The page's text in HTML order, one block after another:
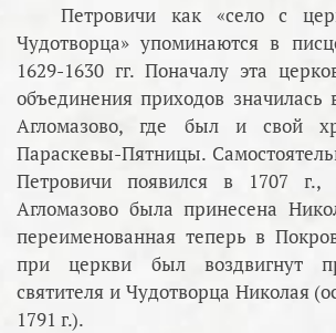
Петровичи как «село с
Чудотворца» упоминаются в
1629-1630 гг. Поначалу эта
объединения приходов значилась
Агломазово, где был и свой
Параскевы-Пятницы.
Петровичи появился в 1707 г.,
Агломазово была принесена
переименованная теперь в
при церкви был воздвигнут
святителя и Чудотворца Николая
1791 г.).